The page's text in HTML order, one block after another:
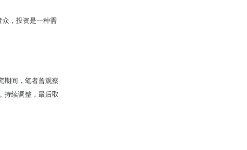
众，投资是一种需
期间，笔者曾观察
持续调整，最后取